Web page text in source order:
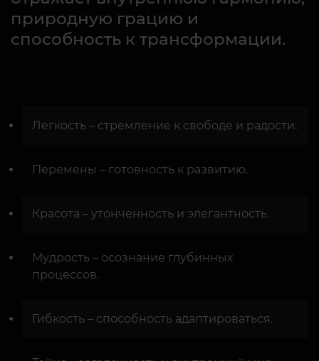
природную грацию и
способность к трансформации.
Легкость – стремление к свободе и радости.
Перемены – готовность к развитию.
Красота – утонченность и элегантность.
Мудрость – осознание глубинных
процессов.
Гибкость – способность адаптироваться.